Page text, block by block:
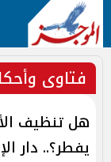
فتاوى
هل تنظيف
يفطر؟.. دار